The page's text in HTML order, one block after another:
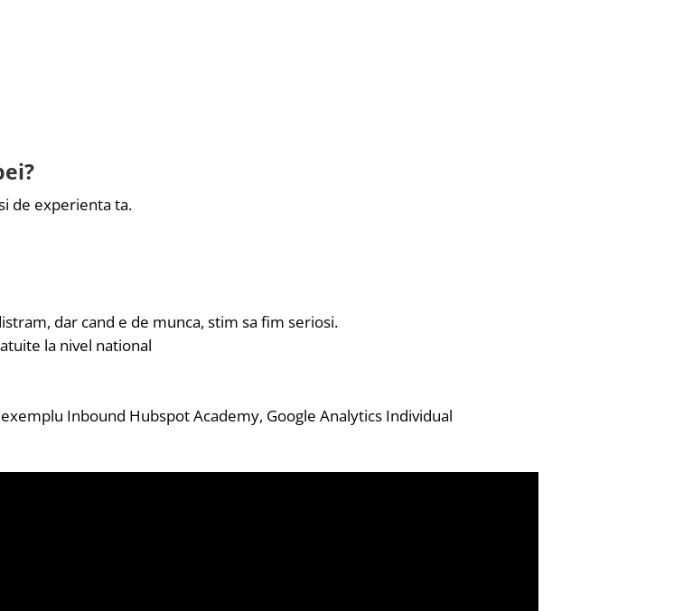
de experienta ta.
dar cand e de munca, stim sa fim seriosi.
la nivel national
Inbound Hubspot Academy, Google Analytics Individual